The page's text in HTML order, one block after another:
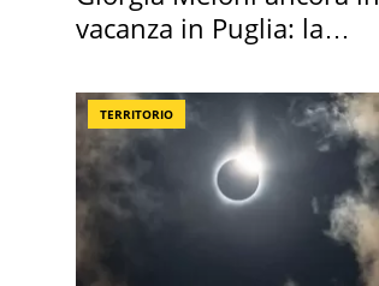
vacanza in Puglia: la
TERRITORIO